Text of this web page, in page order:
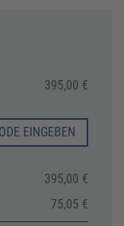
395,00 €
EINGEBEN
395,00 €
75,05 €